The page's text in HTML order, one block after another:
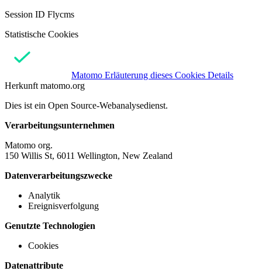
Session ID Flycms
Statistische Cookies
Matomo Erläuterung dieses Cookies Details
Herkunft matomo.org
Dies ist ein Open Source-Webanalysedienst.
Verarbeitungsunternehmen
Matomo org.
150 Willis St, 6011 Wellington, New Zealand
Datenverarbeitungszwecke
Analytik
Ereignisverfolgung
Genutzte Technologien
Cookies
Datenattribute